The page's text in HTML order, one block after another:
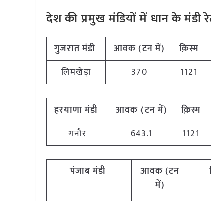
देश की प्रमुख मंडियों में धान के
गुजरात मंडी आवक (टन में) क़िस्म
लिमखेड़ा
370 1121
हरयाणा मंडी आवक (टन में) क़िस्म
गनौर
643.1 1121
पंजाब मंडी
आवक (टन
में)